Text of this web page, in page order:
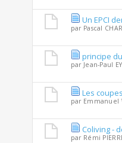
Un EPCI
par Pascal
principe
par Jean-Paul
Les
par Emmanuel
Coliving -
par Rémi